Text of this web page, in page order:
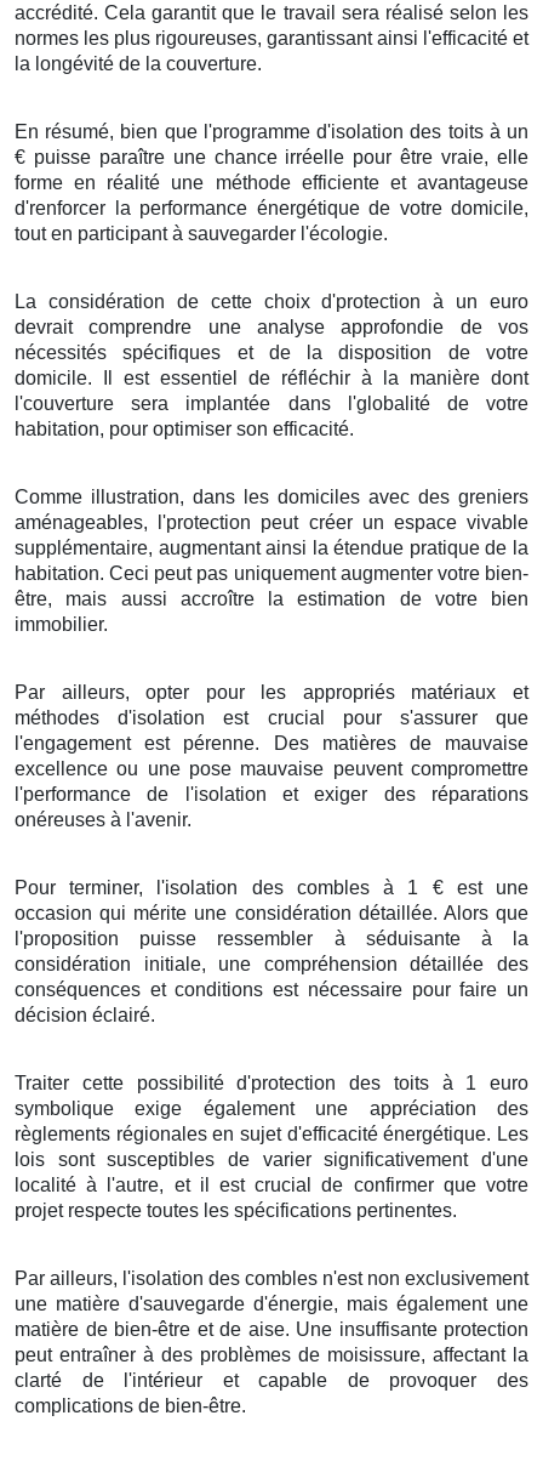
accrédité. Celagarantitque le travail sera réaliséselon les
normes les plus rigoureuses, garantissantainsi l'efficacité et
la longévité de la couverture.
En résumé, bien que l'programmed'isolation des toitsà un
€ puisse paraîtreune chance irréelle pour êtrevraie, elle
forme en réalité une méthode efficienteetavantageuse
d'renforcer la performance énergétiquede votre domicile,
tout en participantà sauvegarder l'écologie.
La considération de cette choixd'protection à un
euro
devraitcomprendre uneanalyse approfondie de vos
nécessités spécifiques et de ladisposition de votre
domicile. Il est essentiel de réfléchir à la manière dont
l'couverture sera implantée dans l'globalitéde votre
habitation, pour optimiser son efficacité.
Comme illustration, dans les domiciles avec des greniers
aménageables, l'protection peut créerun espace vivable
supplémentaire, augmentantainsi laétendue pratiquede la
habitation.Ceci peut pas uniquement augmentervotre bien-
être, mais aussi accroîtrelaestimation de votre
bien
immobilier.
Par ailleurs,opter pourles appropriés matériaux et
méthodes d'isolation est crucial pour s'assurerque
l'engagementest pérenne. Des matièresde mauvaise
excellence ou une pose mauvaise peuventcompromettre
l'performance de l'isolation etexiger des réparations
onéreuses à l'avenir.
Pour terminer, l'isolation des comblesà 1 €est une
occasion qui mérite une considération détaillée. Alors que
l'proposition puisse ressembler à séduisanteà
la
considération initiale, une compréhension détaillée des
conséquences etconditions est nécessairepourfaire un
décision éclairé.
Traiter cette possibilitéd'protection des toitsà 1
euro
symbolique
exige égalementune appréciation des
règlements régionalesensujetd'efficacité énergétique. Les
lois
sont susceptibles de varier significativementd'une
localité à l'autre, et il estcrucial de confirmerque votre
projetrespecte toutes les spécifications pertinentes.
Par ailleurs, l'isolation des combles n'est non exclusivement
une matière d'sauvegarde d'énergie, mais égalementune
matière de bien-être et de aise. Une insuffisante protection
peut entraîner à des problèmes de moisissure, affectant la
clarté de l'intérieur etcapable de provoquer des
complications de bien-être.